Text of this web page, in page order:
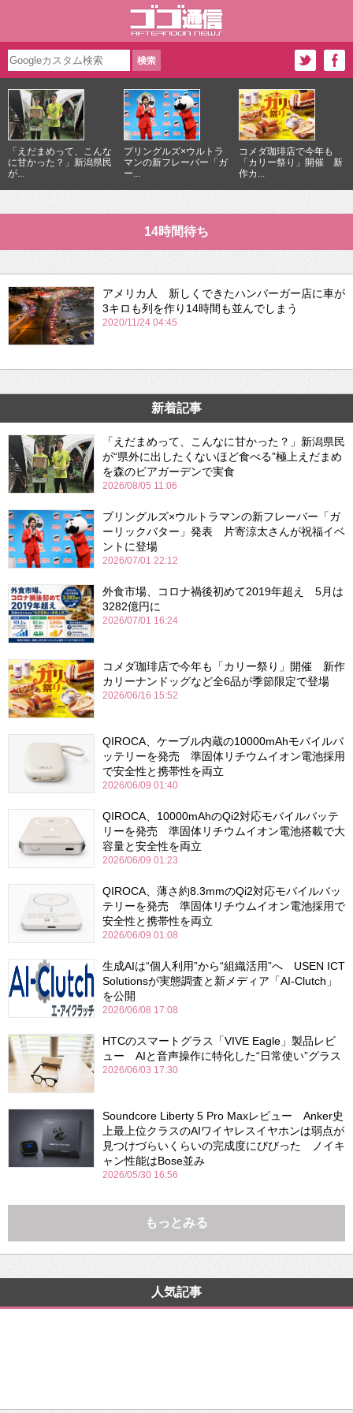
「えだまめって、こんな
に甘かった？」新潟県民
が...
プリングルズ×ウルトラ
マンの新フレーバー「ガ
ー...
コメダ珈琲店で今年も
「カリー祭り」開催 新
作カ...
14時間待ち
アメリカ人 新しくできたハンバーガー店に車が
3キロも列を作り14時間も並んでしまう
2020/11/24 04:45
新着記事
「えだまめって、こんなに甘かった？」新潟県民
が“県外に出したくないほど食べる”極上えだまめ
を森のビアガーデンで実食
2026/08/05 11:06
プリングルズ×ウルトラマンの新フレーバー「ガ
ーリックバター」発表 片寄涼太さんが祝福イベ
ントに登場
2026/07/01 22:12
外食市場、コロナ禍後初めて2019年超え 5月は
3282億円に
2026/07/01 16:24
コメダ珈琲店で今年も「カリー祭り」開催 新作
カリーナンドッグなど全6品が季節限定で登場
2026/06/16 15:52
QIROCA、ケーブル内蔵の10000mAhモバイルバ
ッテリーを発売 準固体リチウムイオン電池採用
で安全性と携帯性を両立
2026/06/09 01:40
QIROCA、10000mAhのQi2対応モバイルバッテ
リーを発売 準固体リチウムイオン電池搭載で大
容量と安全性を両立
2026/06/09 01:23
QIROCA、薄さ約8.3mmのQi2対応モバイルバッ
テリーを発売 準固体リチウムイオン電池採用で
安全性と携帯性を両立
2026/06/09 01:08
生成AIは“個人利用”から“組織活用”へ USEN ICT
Solutionsが実態調査と新メディア「AI-Clutch」
を公開
2026/06/08 17:08
HTCのスマートグラス「VIVE Eagle」製品レビ
ュー AIと音声操作に特化した“日常使い”グラス
2026/06/03 17:30
Soundcore Liberty 5 Pro Maxレビュー Anker史
上最上位クラスのAIワイヤレスイヤホンは弱点が
見つけづらいくらいの完成度にびびった ノイキ
ャン性能はBose並み
2026/05/30 16:56
もっとみる
人気記事